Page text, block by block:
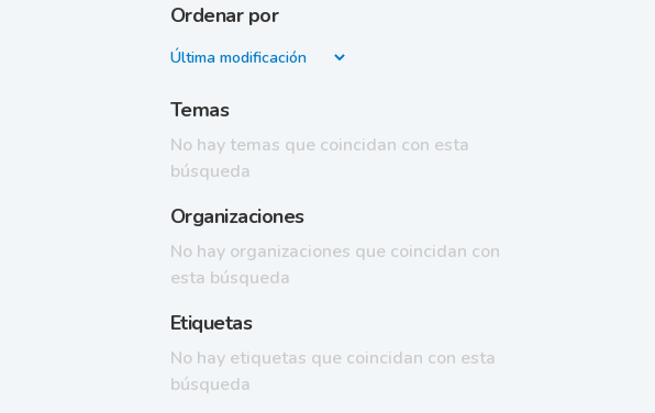
Ordenar por
Temas
No hay temas que coincidan con esta
búsqueda
Organizaciones
No hay organizaciones que coincidan con
esta búsqueda
Etiquetas
No hay etiquetas que coincidan con esta
búsqueda